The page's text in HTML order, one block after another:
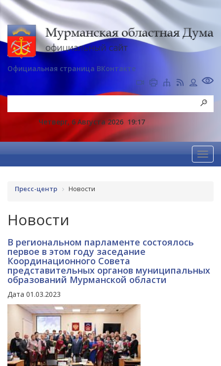
Официальная страница ВКонтакте
Четверг, 6 Августа 2026 19:17
Пресс-центр Новости
Новости
В региональном парламенте состоялось
первое в этом году заседание
Координационного Совета
представительных органов муниципальных
образований Мурманской области
Дата 01.03.2023